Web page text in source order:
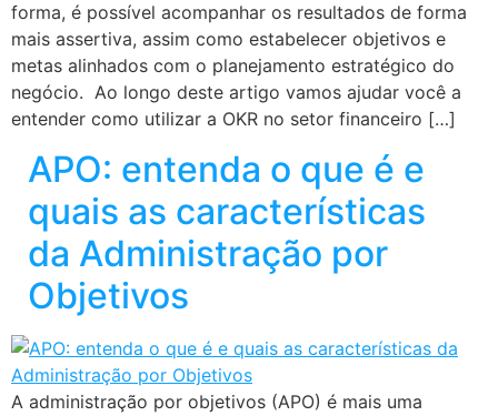
forma, é possível acompanhar os resultados de forma
mais assertiva, assim como estabelecer objetivos e
metas alinhados com o planejamento estratégico do
negócio. Ao longo deste artigo vamos ajudar você a
entender como utilizar a OKR no setor financeiro […]
APO: entenda o que é e
quais as características
da Administração por
Objetivos
A administração por objetivos (APO) é mais uma